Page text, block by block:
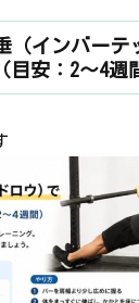
（インバーテ
安：2〜4週